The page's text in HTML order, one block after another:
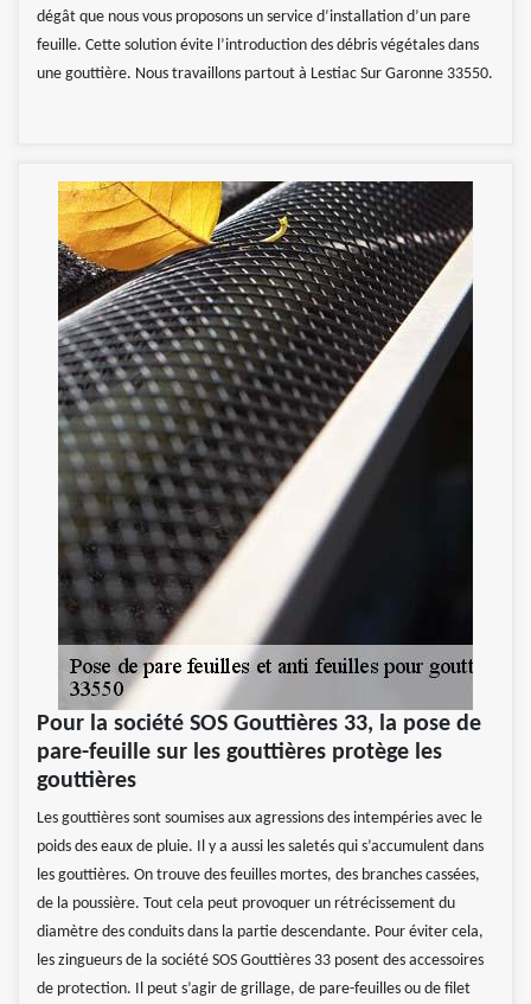
dégât que nous vous proposons un service d’installation d’un pare
feuille. Cette solution évite l’introduction des débris végétales dans
une gouttière. Nous travaillons partout à Lestiac Sur Garonne 33550.
Pour la société SOS Gouttières 33, la pose de
pare-feuille sur les gouttières protège les
gouttières
Les gouttières sont soumises aux agressions des intempéries avec le
poids des eaux de pluie. Il y a aussi les saletés qui s’accumulent dans
les gouttières. On trouve des feuilles mortes, des branches cassées,
de la poussière. Tout cela peut provoquer un rétrécissement du
diamètre des conduits dans la partie descendante. Pour éviter cela,
les zingueurs de la société SOS Gouttières 33 posent des accessoires
de protection. Il peut s’agir de grillage, de pare-feuilles ou de filet